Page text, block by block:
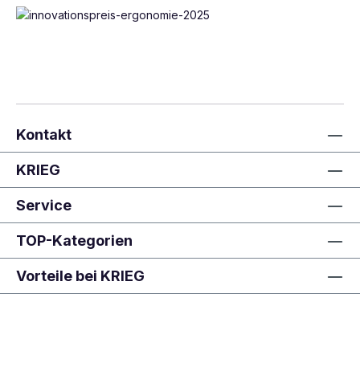
Kontakt
KRIEG
Service
TOP-Kategorien
Vorteile bei KRIEG